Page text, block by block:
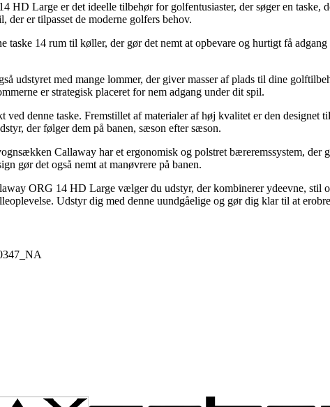
HD Large er det ideelle tilbehør for golfentusiaster, der søger en
er tilpasset de moderne golfers behov.
taske 14 rum til køller, der gør det nemt at opbevare og hurtigt få
udstyret med mange lommer, der giver masser af plads til dine
er strategisk placeret for nem adgang under dit spil.
denne taske. Fremstillet af materialer af høj kvalitet er den designet
der følger dem på banen, sæson efter sæson.
Callaway har et ergonomisk og polstret bæreremssystem,
gør det også nemt at manøvrere på banen.
ORG 14 HD Large vælger du udstyr, der kombinerer ydeevne, stil
Udstyr dig med denne uundgåelige og gør dig klar til at